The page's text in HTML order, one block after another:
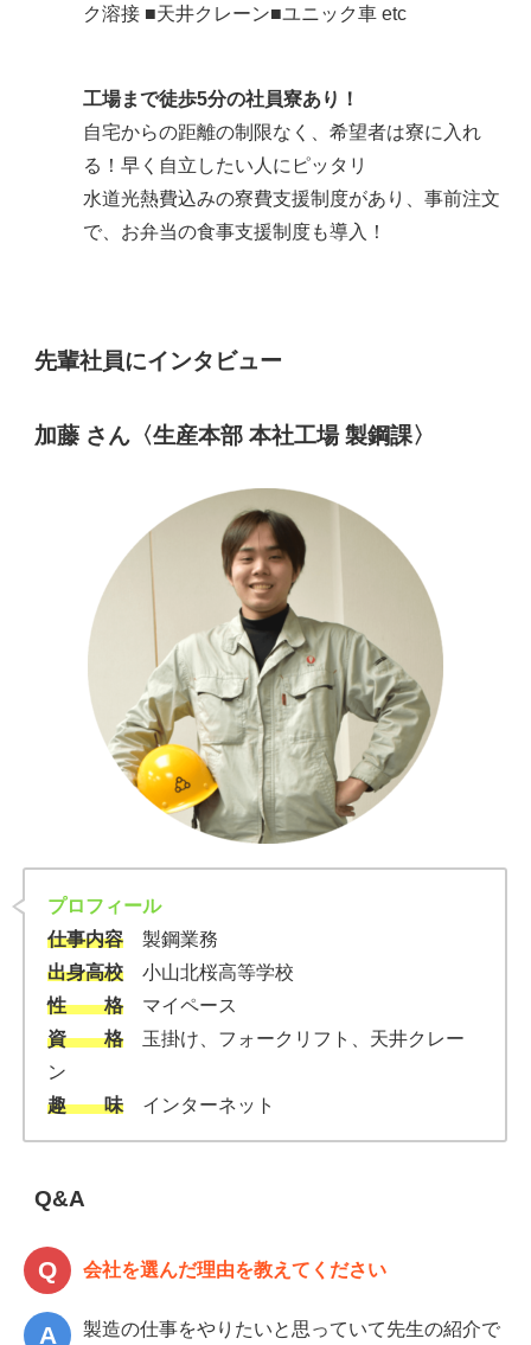
ク溶接 ■天井クレーン■ユニック車 etc
工場まで徒歩5分の社員寮あり！
自宅からの距離の制限なく、希望者は寮に入れ
る！早く自立したい人にピッタリ
水道光熱費込みの寮費支援制度があり、事前注文
で、お弁当の食事支援制度も導入！
先輩社員にインタビュー
加藤 さん〈生産本部 本社工場 製鋼課〉
プロフィール
仕事内容 製鋼業務
出身高校 小山北桜高等学校
性 格 マイペース
資 格 玉掛け、フォークリフト、天井クレー
ン
趣 味 インターネット
Q&A
会社を選んだ理由を教えてください
製造の仕事をやりたいと思っていて先生の紹介で